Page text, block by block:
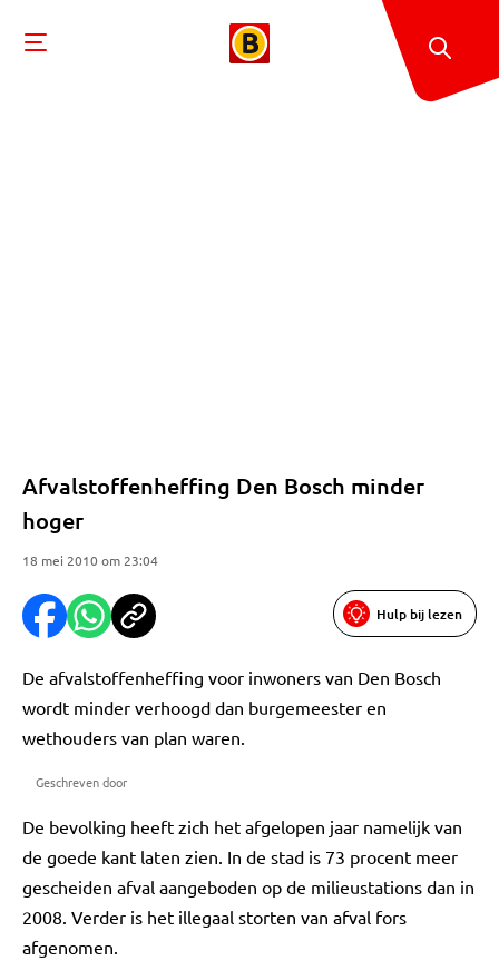
Afvalstoffenheffing Den Bosch minder
hoger
18 mei 2010 om 23:04
Hulp bij lezen
De afvalstoffenheffing voor inwoners van Den Bosch
wordt minder verhoogd dan burgemeester en
wethouders van plan waren.
Geschreven door
De bevolking heeft zich het afgelopen jaar namelijk van
de goede kant laten zien. In de stad is 73 procent meer
gescheiden afval aangeboden op de milieustations dan in
2008. Verder is het illegaal storten van afval fors
afgenomen.